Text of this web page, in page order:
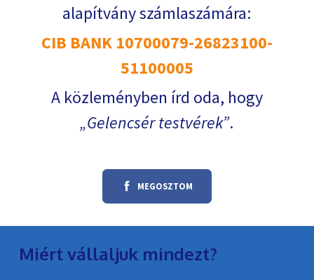
alapítvány számlaszámára:
CIB BANK 10700079-26823100-
51100005
A közleményben írd oda, hogy
Gelencsér testvérek .
MEGOSZTOM
Miért vállaljuk mindezt?